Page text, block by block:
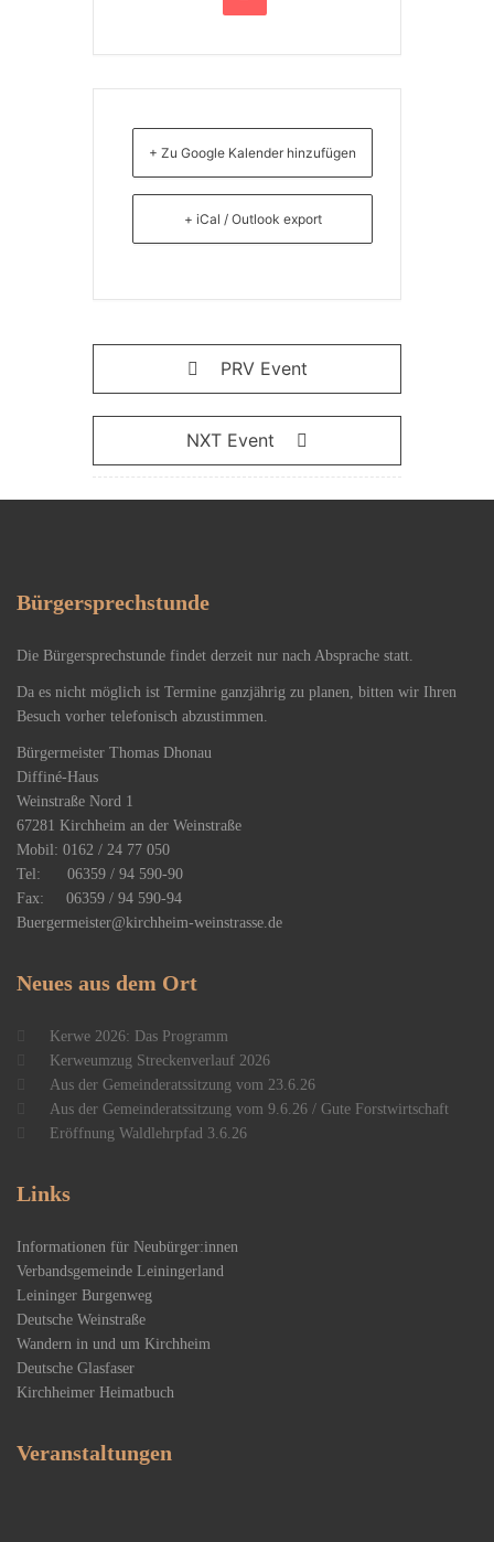
+ Zu Google Kalender hinzufügen
+ iCal / Outlook export
PRV Event
NXT Event
Bürgersprechstunde
Die Bürgersprechstunde findet derzeit nur nach Absprache statt.
Da es nicht möglich ist Termine ganzjährig zu planen, bitten wir Ihren
Besuch vorher telefonisch abzustimmen.
Bürgermeister Thomas Dhonau
Diffiné-Haus
​Weinstraße Nord 1
67281 Kirchheim an der Weinstraße
Mobil: 0162 / 24 77 050
Tel: 06359 / 94 590-90
Fax: 06359 / 94 590-94
Buergermeister@kirchheim-weinstrasse.de
Neues aus dem Ort
Kerwe 2026: Das Programm
Kerweumzug Streckenverlauf 2026
Aus der Gemeinderatssitzung vom 23.6.26
Aus der Gemeinderatssitzung vom 9.6.26 / Gute Forstwirtschaft
Eröffnung Waldlehrpfad 3.6.26
Links
Informationen für Neubürger:innen
Verbandsgemeinde Leiningerland
Leininger Burgenweg
Deutsche Weinstraße
Wandern in und um Kirchheim
Deutsche Glasfaser
Kirchheimer Heimatbuch
Veranstaltungen